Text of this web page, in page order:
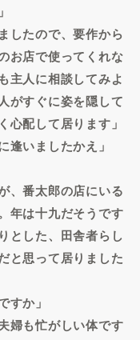
したので、要作から
お店で使ってくれな
主人に相談してみよ
がすぐに姿を隠して
心配して居ります」
逢いましたかえ」
、番太郎の店にいる
年は十九だそうです
とした、田舎者らし
と思って居りました
すか」
婦も忙がしい体です